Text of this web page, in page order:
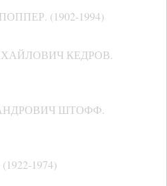
(1902-1994)
КЕДРОВ.
ШТОФФ.
1974)